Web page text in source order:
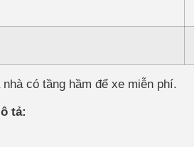
có tầng hầm để xe miễn phí.
tả: